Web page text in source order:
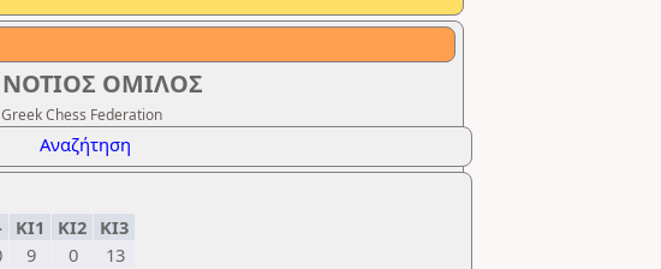
ΟΜΙΛΟΣ
Chess Federation
Αναζήτηση
ΚΙ1 ΚΙ2 ΚΙ3
9 0
13